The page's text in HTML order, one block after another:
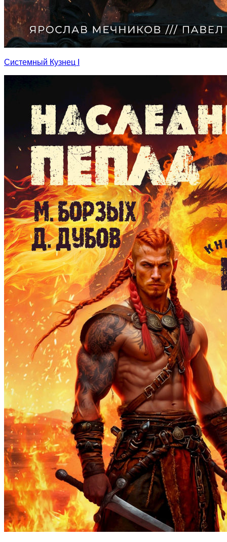
Системный Кузнец I